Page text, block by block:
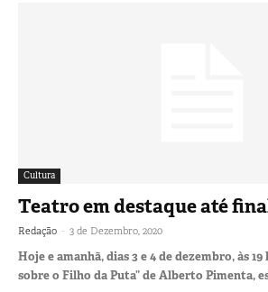
Cultura
Teatro em destaque até
Redação - 3 de Dezembro, 2020
Hoje e amanhã, dias 3 e 4 de dezembro, às
sobre o Filho da Puta” de Alberto Pimenta,